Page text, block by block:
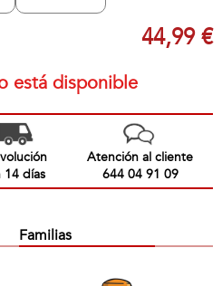
44,99 €
está disponible
14 días
Atención al cliente
644 04 91 09
Familias